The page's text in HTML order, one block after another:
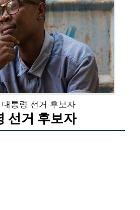
통령 선거 후보자
선거 후보자